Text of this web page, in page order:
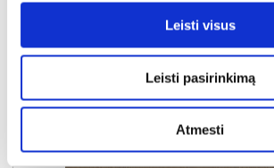
Leisti visus
Leisti pasirinkimą
Atmesti